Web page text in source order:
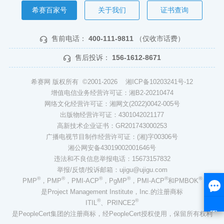
希赛百家号 关于我们 证书查询
售前电话： 400-111-9811 （仅收市话费）
售后投诉： 156-1612-8671
希赛网 版权所有 ©2001-2026 湘ICP备10203241号-12
增值电信业务经营许可证：湘B2-20210474
网络文化经营许可证：湘网文(2022)0042-005号
出版物经营许可证：4301042021177
高新技术企业证书：GR201743000253
广播电视节目制作经营许可证：(湘)字00306号
湘公网安备43019002001646号
违法和不良信息举报电话：15673157832
举报/反馈/投诉邮箱：ujigu@ujigu.com
PMP®，PMP®，PMI-ACP®，PgMP®，PMI-ACP®和PMBOK®
是Project Management Institute，Inc.的注册商标
ITIL®、PRINCE2®
是PeopleCert集团的注册商标，经PeopleCert授权使用，保留所有权利